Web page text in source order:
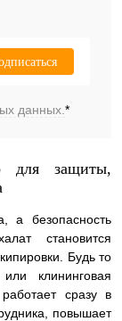
данных.*
для защиты,
а безопасность
становится
Будь то
клининговая
сразу в
повышает